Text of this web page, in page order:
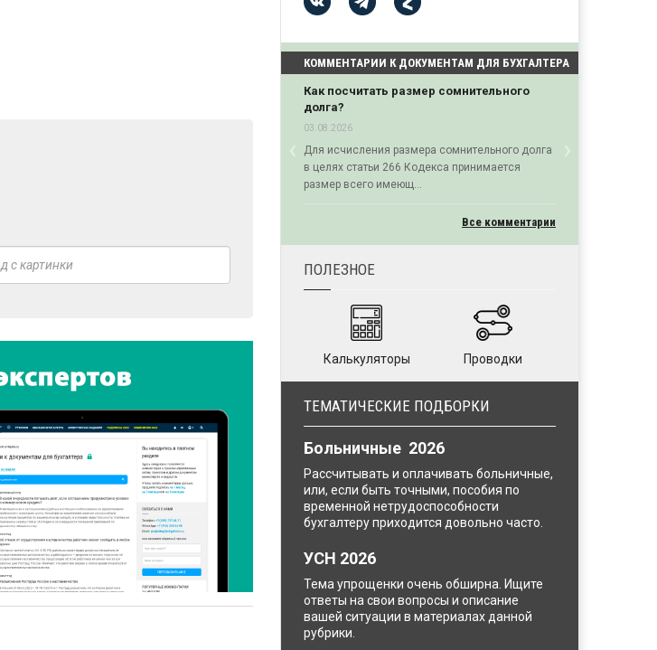
КОММЕНТАРИИ К ДОКУМЕНТАМ ДЛЯ БУХГАЛТЕРА
Как посчитать размер сомнительного
долга?
03.08.2026
Для исчисления размера сомнительного долга
в целях статьи 266 Кодекса принимается
размер всего имеющ...
‹Previous ›Next
Все комментарии
ПОЛЕЗНОЕ
Калькуляторы Проводки
ТЕМАТИЧЕСКИЕ ПОДБОРКИ
Больничные 2026
Рассчитывать и оплачивать больничные,
или, если быть точными, пособия по
временной нетрудоспособности
бухгалтеру приходится довольно часто.
УСН 2026
Тема упрощенки очень обширна. Ищите
ответы на свои вопросы и описание
вашей ситуации в материалах данной
рубрики.